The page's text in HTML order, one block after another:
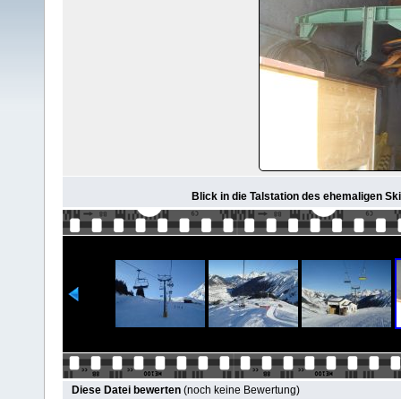
Blick in die Talstation des ehemaligen
Diese Datei bewerten (noch keine Bewertung)